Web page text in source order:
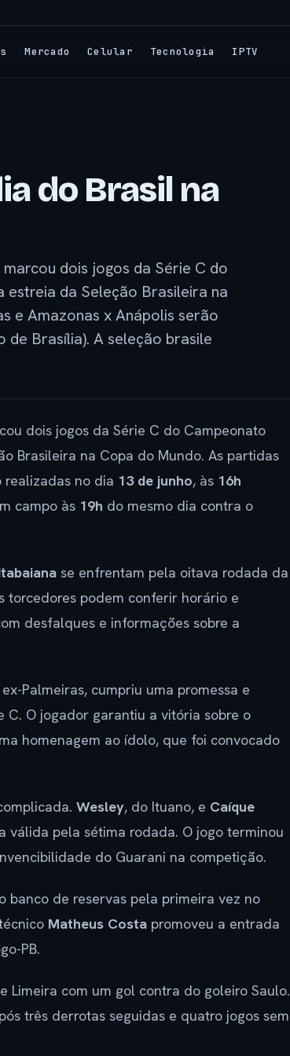
Mercado Celular Tecnologia IPTV
do Brasil na
dois jogos da Série C do
da Seleção Brasileira na
e Amazonas x Anápolis serão
de Brasília). A seleção brasile
dois jogos da Série C do Campeonato
Brasileira na Copa do Mundo. As partidas
realizadas no dia 13 de junho, às 16h
campo às 19h do mesmo dia contra o
se enfrentam pela oitava rodada da
torcedores podem conferir horário e
desfalques e informações sobre a
ex-Palmeiras, cumpriu uma promessa e
C. O jogador garantiu a vitória sobre o
homenagem ao ídolo, que foi convocado
Wesley, do Ituano, e Caíque
válida pela sétima rodada. O jogo terminou
do Guarani na competição.
banco de reservas pela primeira vez no
Matheus Costa promoveu a entrada
PB.
Limeira com um gol contra do goleiro Saulo.
três derrotas seguidas e quatro jogos sem